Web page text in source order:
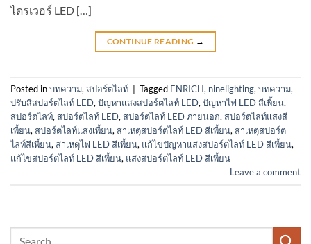
ไดรเวอร์ LED […]
CONTINUE READING →
Posted inบทความ, สปอร์ตไลท์ Tagged ENRICH, ninelighting,บทความ,
ปรับสีสปอร์ตไลท์ LED,ปัญหาแสงสปอร์ตไลท์ LED,ปัญหาไฟ LED สีเพี้ยน,
สปอร์ตไลท์, สปอร์ตไลท์ LED, สปอร์ตไลท์ LED ภายนอก, สปอร์ตไลท์แสงสี
เพี้ยน, สปอร์ตไลท์แสงเพี้ยน, สาเหตุสปอร์ตไลท์ LED สีเพี้ยน, สาเหตุสปอร์ต
ไลท์สีเพี้ยน, สาเหตุไฟ LED สีเพี้ยน, แก้ไขปัญหาแสงสปอร์ตไลท์ LED สีเพี้ยน,
แก้ไขสปอร์ตไลท์ LED สีเพี้ยน, แสงสปอร์ตไลท์ LED สีเพี้ยน
Leave a comment